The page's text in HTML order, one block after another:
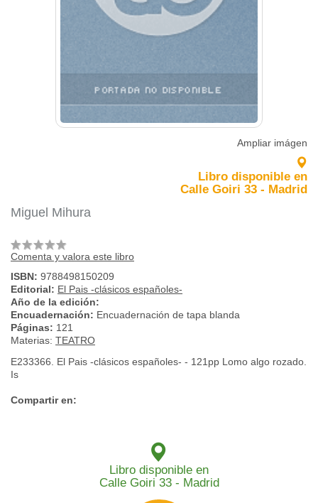
Ampliar imágen
Libro disponible en
Calle Goiri 33 - Madrid
Miguel Mihura
Comenta y valora este libro
ISBN: 9788498150209
Editorial: El Pais -clásicos españoles-
Año de la edición:
Encuadernación: Encuadernación de tapa blanda
Páginas: 121
Materias: TEATRO
E233366. El Pais -clásicos españoles- - 121pp Lomo algo rozado.
Is
Compartir en:
Libro disponible en
Calle Goiri 33 - Madrid